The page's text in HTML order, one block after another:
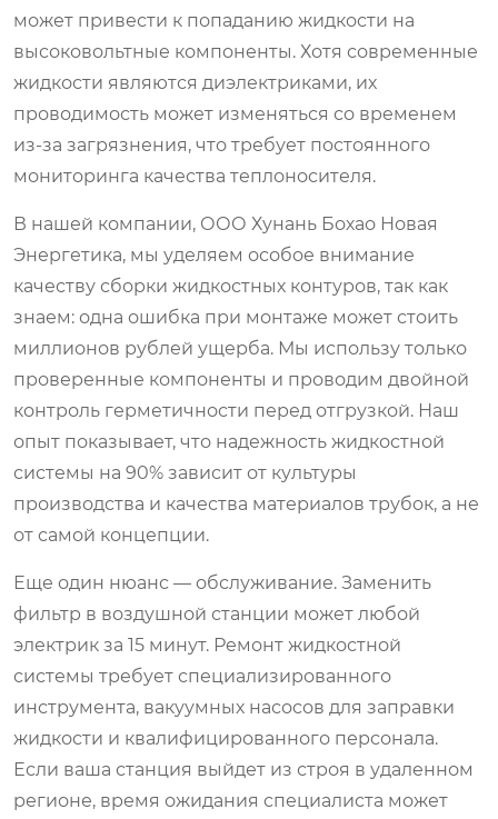
может привести к попаданию жидкости на
высоковольтные компоненты. Хотя современные
жидкости являются диэлектриками, их
проводимость может изменяться со временем
из-за загрязнения, что требует постоянного
мониторинга качества теплоносителя.
В нашей компании, ООО Хунань Бохао Новая
Энергетика, мы уделяем особое внимание
качеству сборки жидкостных контуров, так как
знаем: одна ошибка при монтаже может стоить
миллионов рублей ущерба. Мы использу только
проверенные компоненты и проводим двойной
контроль герметичности перед отгрузкой. Наш
опыт показывает, что надежность жидкостной
системы на 90% зависит от культуры
производства и качества материалов трубок, а не
от самой концепции.
Еще один нюанс — обслуживание. Заменить
фильтр в воздушной станции может любой
электрик за 15 минут. Ремонт жидкостной
системы требует специализированного
инструмента, вакуумных насосов для заправки
жидкости и квалифицированного персонала.
Если ваша станция выйдет из строя в удаленном
регионе, время ожидания специалиста может